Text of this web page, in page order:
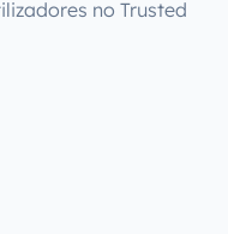
no Trusted